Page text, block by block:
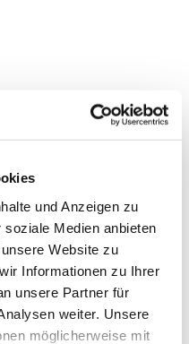
und Anzeigen zu
Medien anbieten
Website zu
Informationen zu Ihrer
unsere Partner für
weiter. Unsere
möglicherweise mit
Sie auch